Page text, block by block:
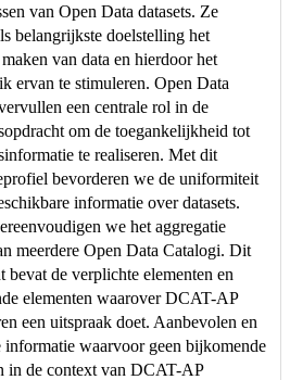
van Open Data datasets. Ze
belangrijkste doelstelling het
van data en hierdoor het
ervan te stimuleren. Open Data
een centrale rol in de
om de toegankelijkheid tot
te realiseren. Met dit
bevorderen we de uniformiteit
informatie over datasets.
we het aggregatie
meerdere Open Data Catalogi. Dit
bevat de verplichte elementen en
elementen waarover DCAT-AP
een uitspraak doet. Aanbevolen en
informatie waarvoor geen bijkomende
in de context van DCAT-AP